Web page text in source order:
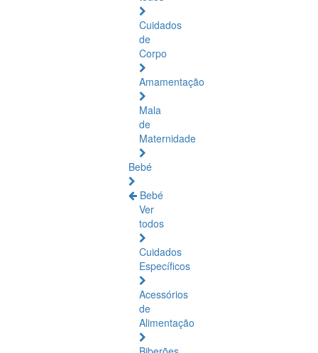
Cuidados
de
Corpo
Amamentação
Mala
de
Maternidade
Bebé
Bebé
Ver
todos
Cuidados
Específicos
Acessórios
de
Alimentação